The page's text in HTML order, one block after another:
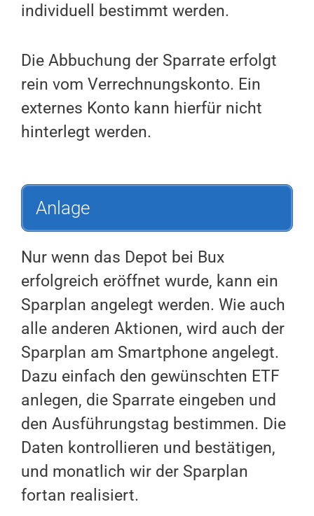
individuell bestimmt werden.
Die Abbuchung der Sparrate erfolgt
rein vom Verrechnungskonto. Ein
externes Konto kann hierfür nicht
hinterlegt werden.
Anlage
Nur wenn das Depot bei Bux
erfolgreich eröffnet wurde, kann ein
Sparplan angelegt werden. Wie auch
alle anderen Aktionen, wird auch der
Sparplan am Smartphone angelegt.
Dazu einfach den gewünschten ETF
anlegen, die Sparrate eingeben und
den Ausführungstag bestimmen. Die
Daten kontrollieren und bestätigen,
und monatlich wir der Sparplan
fortan realisiert.